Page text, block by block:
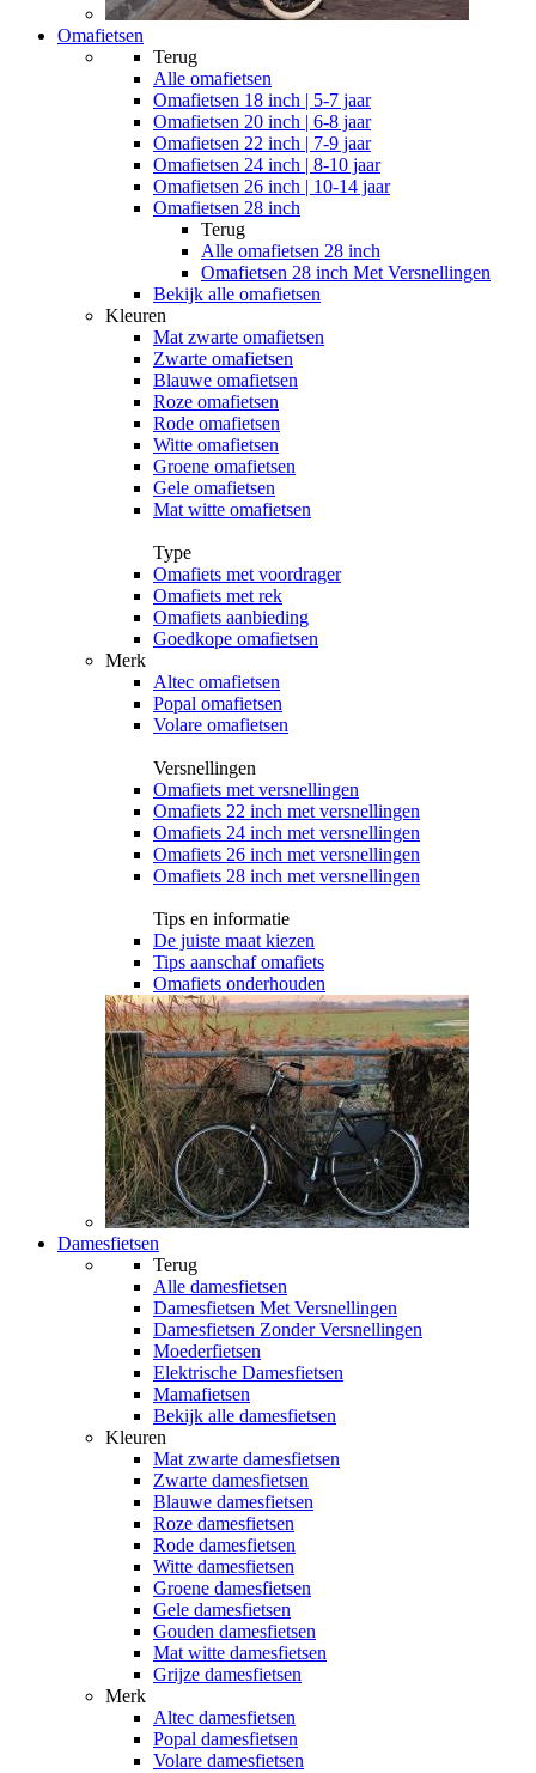
Omafietsen
Terug
Alle omafietsen
Omafietsen 18 inch | 5-7 jaar
Omafietsen 20 inch | 6-8 jaar
Omafietsen 22 inch | 7-9 jaar
Omafietsen 24 inch | 8-10 jaar
Omafietsen 26 inch | 10-14 jaar
Omafietsen 28 inch
Terug
Alle omafietsen 28 inch
Omafietsen 28 inch Met Versnellingen
Bekijk alle omafietsen
Kleuren
Mat zwarte omafietsen
Zwarte omafietsen
Blauwe omafietsen
Roze omafietsen
Rode omafietsen
Witte omafietsen
Groene omafietsen
Gele omafietsen
Mat witte omafietsen
Type
Omafiets met voordrager
Omafiets met rek
Omafiets aanbieding
Goedkope omafietsen
Merk
Altec omafietsen
Popal omafietsen
Volare omafietsen
Versnellingen
Omafiets met versnellingen
Omafiets 22 inch met versnellingen
Omafiets 24 inch met versnellingen
Omafiets 26 inch met versnellingen
Omafiets 28 inch met versnellingen
Tips en informatie
De juiste maat kiezen
Tips aanschaf omafiets
Omafiets onderhouden
Damesfietsen
Terug
Alle damesfietsen
Damesfietsen Met Versnellingen
Damesfietsen Zonder Versnellingen
Moederfietsen
Elektrische Damesfietsen
Mamafietsen
Bekijk alle damesfietsen
Kleuren
Mat zwarte damesfietsen
Zwarte damesfietsen
Blauwe damesfietsen
Roze damesfietsen
Rode damesfietsen
Witte damesfietsen
Groene damesfietsen
Gele damesfietsen
Gouden damesfietsen
Mat witte damesfietsen
Grijze damesfietsen
Merk
Altec damesfietsen
Popal damesfietsen
Volare damesfietsen